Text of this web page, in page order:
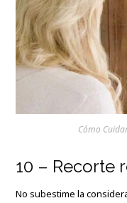
Cómo
10 – Recorte
No subestime la